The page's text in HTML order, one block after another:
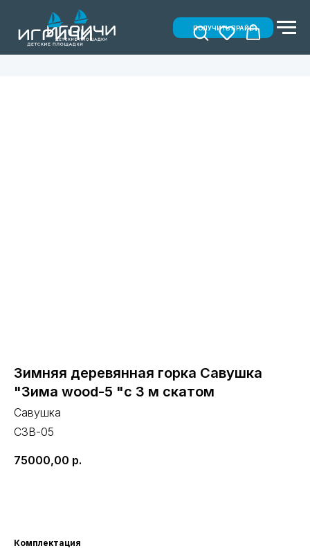
ПОЛУЧИТЬ ПРАЙС
Зимняя деревянная горка Савушка
"Зима wood-5 "с 3 м скатом
Савушка
СЗВ-05
75000,00 р.
Комплектация